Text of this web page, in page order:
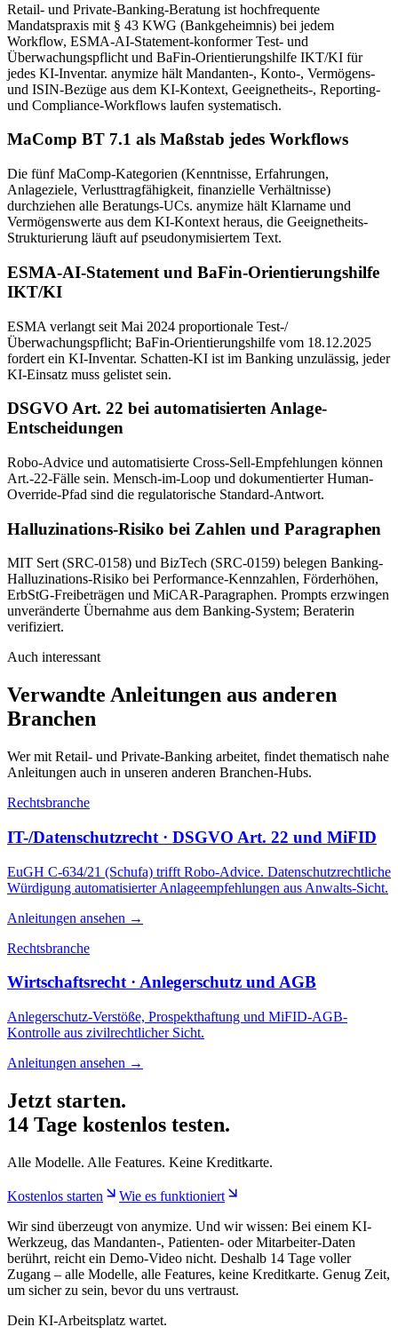
Retail- und Private-Banking-Beratung ist hochfrequente
Mandatspraxis mit § 43 KWG (Bankgeheimnis) bei jedem
Workflow, ESMA-AI-Statement-konformer Test- und
Überwachungspflicht und BaFin-Orientierungshilfe IKT/KI für
jedes KI-Inventar. anymize hält Mandanten-, Konto-, Vermögens-
und ISIN-Bezüge aus dem KI-Kontext, Geeignetheits-, Reporting-
und Compliance-Workflows laufen systematisch.
MaComp BT 7.1 als Maßstab jedes Workflows
Die fünf MaComp-Kategorien (Kenntnisse, Erfahrungen,
Anlageziele, Verlusttragfähigkeit, finanzielle Verhältnisse)
durchziehen alle Beratungs-UCs. anymize hält Klarname und
Vermögenswerte aus dem KI-Kontext heraus, die Geeignetheits-
Strukturierung läuft auf pseudonymisiertem Text.
ESMA-AI-Statement und BaFin-Orientierungshilfe
IKT/KI
ESMA verlangt seit Mai 2024 proportionale Test-/
Überwachungspflicht; BaFin-Orientierungshilfe vom 18.12.2025
fordert ein KI-Inventar. Schatten-KI ist im Banking unzulässig, jeder
KI-Einsatz muss gelistet sein.
DSGVO Art. 22 bei automatisierten Anlage-
Entscheidungen
Robo-Advice und automatisierte Cross-Sell-Empfehlungen können
Art.-22-Fälle sein. Mensch-im-Loop und dokumentierter Human-
Override-Pfad sind die regulatorische Standard-Antwort.
Halluzinations-Risiko bei Zahlen und Paragraphen
MIT Sert (SRC-0158) und BizTech (SRC-0159) belegen Banking-
Halluzinations-Risiko bei Performance-Kennzahlen, Förderhöhen,
ErbStG-Freibeträgen und MiCAR-Paragraphen. Prompts erzwingen
unveränderte Übernahme aus dem Banking-System; Beraterin
verifiziert.
Auch interessant
Verwandte Anleitungen aus anderen
Branchen
Wer mit Retail- und Private-Banking arbeitet, findet thematisch nahe
Anleitungen auch in unseren anderen Branchen-Hubs.
Rechtsbranche
IT-/Datenschutzrecht · DSGVO Art. 22 und MiFID
EuGH C-634/21 (Schufa) trifft Robo-Advice. Datenschutzrechtliche
Würdigung automatisierter Anlageempfehlungen aus Anwalts-Sicht.
Anleitungen ansehen →
Rechtsbranche
Wirtschaftsrecht · Anlegerschutz und AGB
Anlegerschutz-Verstöße, Prospekthaftung und MiFID-AGB-
Kontrolle aus zivilrechtlicher Sicht.
Anleitungen ansehen →
Jetzt starten.
14 Tage kostenlos testen.
Alle Modelle. Alle Features. Keine Kreditkarte.
Kostenlos starten
Wie es funktioniert
Wir sind überzeugt von anymize. Und wir wissen: Bei einem KI-
Werkzeug, das Mandanten-, Patienten- oder Mitarbeiter-Daten
berührt, reicht ein Demo-Video nicht. Deshalb 14 Tage voller
Zugang – alle Modelle, alle Features, keine Kreditkarte. Genug Zeit,
um sicher zu sein, bevor du uns vertraust.
Dein KI-Arbeitsplatz wartet.